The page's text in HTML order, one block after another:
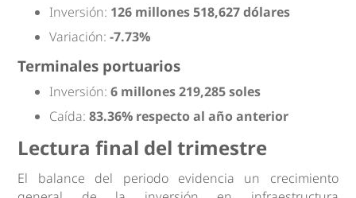
Inversión: 126 millones 518,627 dólares
Variación:-7.73%
Terminales portuarios
Inversión:6 millones 219,285 soles
Caída:83.36% respecto al año anterior
Lectura final del trimestre
El balance del periodo evidencia un crecimiento